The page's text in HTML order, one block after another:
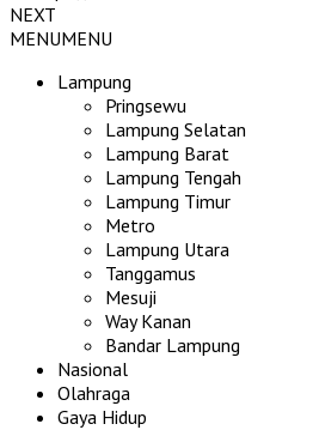
NEXT
MENUMENU
Lampung
Pringsewu
Lampung Selatan
Lampung Barat
Lampung Tengah
Lampung Timur
Metro
Lampung Utara
Tanggamus
Mesuji
Way Kanan
Bandar Lampung
Nasional
Olahraga
Gaya Hidup